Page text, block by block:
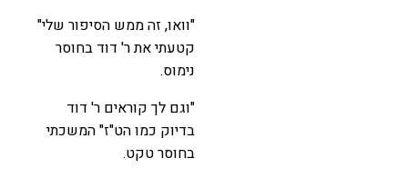
"וואו, זה ממש הסיפור שלי"
קטעתי את ר' דוד בחוסר
נימוס.
"וגם לך קוראים ר' דוד
בדיוק כמו הט"ז" המשכתי
בחוסר טקט.